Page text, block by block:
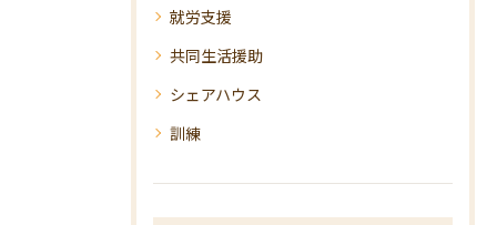
就労支援
共同生活援助
シェアハウス
訓練